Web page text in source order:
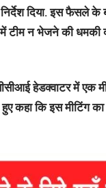
दिया. इस फैसले के
टीम न भेजने की धमकी
हेडक्वाटर में एक
कहा कि इस मीटिंग